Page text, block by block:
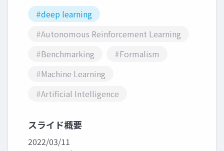
#deep learning
#Autonomous Reinforcement Learning
#Benchmarking
#Formalism
#Machine Learning
#Artificial Intelligence
スライド概要
2022/03/11